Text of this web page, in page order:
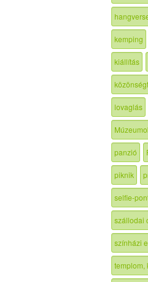
kemping
kiállítás
lovaglás
panzió
piknik
selfie-
szállodai
színházi
templom,